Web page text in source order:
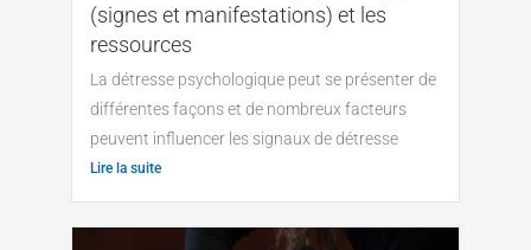
(signes et manifestations) et les
ressources
La détresse psychologique peut se présenter de
différentes façons et de nombreux facteurs
peuvent influencer les signaux de détresse
Lire la suite